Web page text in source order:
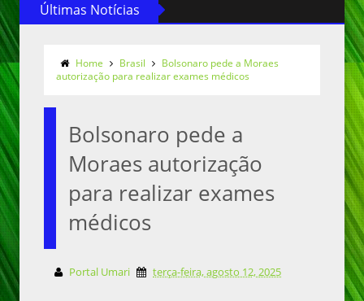
Últimas Notícias
Home Brasil
Bolsonaro pede a Moraes
autorização para realizar exames médicos
Bolsonaro pede a
Moraes autorização
para realizar exames
médicos
Portal Umari terça-feira, agosto 12, 2025